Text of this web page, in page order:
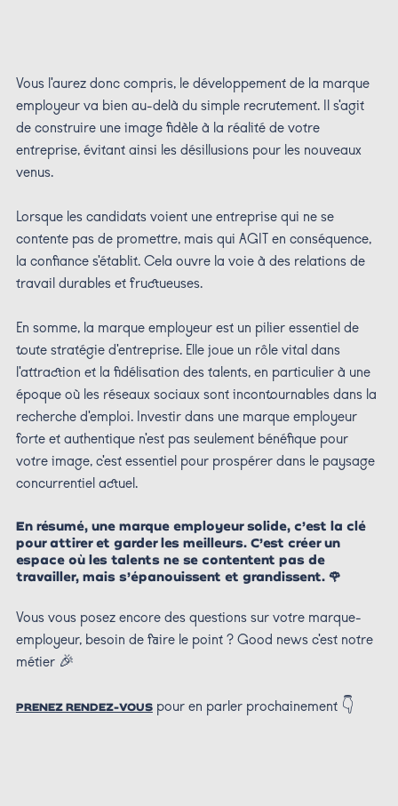
Vous l'aurez donc compris, le développement de la marque
employeur va bien au-delà du simple recrutement. Il s'agit
de construire une image fidèle à la réalité de votre
entreprise, évitant ainsi les désillusions pour les nouveaux
venus.
Lorsque les candidats voient une entreprise qui ne se
contente pas de promettre, mais qui AGIT en conséquence,
la confiance s'établit. Cela ouvre la voie à des relations de
travail durables et fructueuses.
En somme, la marque employeur est un pilier essentiel de
toute stratégie d'entreprise. Elle joue un rôle vital dans
l'attraction et la fidélisation des talents, en particulier à une
époque où les réseaux sociaux sont incontournables dans la
recherche d'emploi. Investir dans une marque employeur
forte et authentique n'est pas seulement bénéfique pour
votre image, c'est essentiel pour prospérer dans le paysage
concurrentiel actuel.
En résumé, une marque employeur solide, c’est la clé
pour attirer et garder les meilleurs. C’est créer un
espace où les talents ne se contentent pas de
travailler, mais s’épanouissent et grandissent. 🌹
Vous vous posez encore des questions sur votre marque-
employeur, besoin de faire le point ? Good news c'est notre
métier 🎉
PRENEZ RENDEZ-VOUSpour en parler prochainement 👇